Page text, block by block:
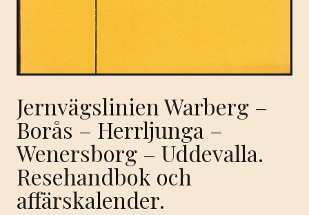
Jernvägslinien Warberg –
Borås – Herrljunga –
Wenersborg – Uddevalla.
Resehandbok och
affärskalender.